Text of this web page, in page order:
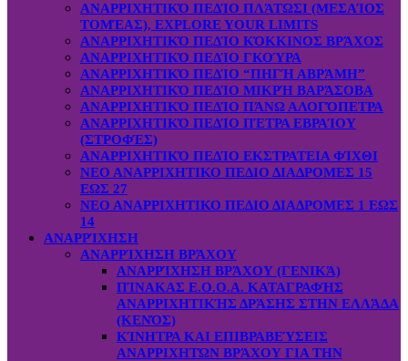
ΑΝΑΡΡΙΧΗΤΙΚΌ ΠΕΔΊΟ ΠΛΆΤΩΣΙ (ΜΕΣΑΊΟΣ
ΤΟΜΈΑΣ), EXPLORE YOUR LIMITS
ΑΝΑΡΡΙΧΗΤΙΚΌ ΠΕΔΊΟ ΚΌΚΚΙΝΟΣ ΒΡΆΧΟΣ
ΑΝΑΡΡΙΧΗΤΙΚΌ ΠΕΔΊΟ ΓΚΟΎΡΑ
ΑΝΑΡΡΙΧΗΤΙΚΌ ΠΕΔΊΟ “ΠΗΓΉ ΑΒΡΆΜΗ”
ΑΝΑΡΡΙΧΗΤΙΚΌ ΠΕΔΊΟ ΜΙΚΡΉ ΒΑΡΆΣΟΒΑ
ΑΝΑΡΡΙΧΗΤΙΚΌ ΠΕΔΊΟ ΠΆΝΩ ΑΛΟΓΌΠΕΤΡΑ
ΑΝΑΡΡΙΧΗΤΙΚΌ ΠΕΔΊΟ ΠΈΤΡΑ ΕΒΡΑΊΟΥ
(ΣΤΡΟΦΈΣ)
ΑΝΑΡΡΙΧΗΤΙΚΌ ΠΕΔΊΟ ΕΚΣΤΡΑΤΕΙΑ ΦΊΧΘΙ
ΝΕΟ ΑΝΑΡΡΙΧΗΤΙΚΟ ΠΕΔΙΟ ΔΙΑΔΡΟΜΕΣ 15
ΕΩΣ 27
ΝΕΟ ΑΝΑΡΡΙΧΗΤΙΚΟ ΠΕΔΙΟ ΔΙΑΔΡΟΜΕΣ 1 ΕΩΣ
14
ΑΝΑΡΡΊΧΗΣΗ
ΑΝΑΡΡΊΧΗΣΗ ΒΡΆΧΟΥ
ΑΝΑΡΡΊΧΗΣΗ ΒΡΆΧΟΥ (ΓΕΝΙΚΆ)
ΠΊΝΑΚΑΣ Ε.Ο.Ο.Α. ΚΑΤΑΓΡΑΦΉΣ
ΑΝΑΡΡΙΧΗΤΙΚΉΣ ΔΡΆΣΗΣ ΣΤΗΝ ΕΛΛΆΔΑ
(ΚΕΝΌΣ)
ΚΊΝΗΤΡΑ ΚΑΙ ΕΠΙΒΡΑΒΕΎΣΕΙΣ
ΑΝΑΡΡΙΧΗΤΏΝ ΒΡΆΧΟΥ ΓΙΑ ΤΗΝ